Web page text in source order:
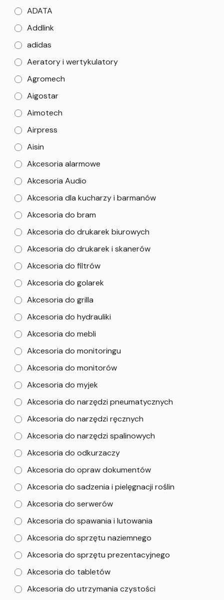
ADATA
Addlink
adidas
Aeratory i wertykulatory
Agromech
Aigostar
Aimotech
Airpress
Aisin
Akcesoria alarmowe
Akcesoria Audio
Akcesoria dla kucharzy i barmanów
Akcesoria do bram
Akcesoria do drukarek biurowych
Akcesoria do drukarek i skanerów
Akcesoria do filtrów
Akcesoria do golarek
Akcesoria do grilla
Akcesoria do hydrauliki
Akcesoria do mebli
Akcesoria do monitoringu
Akcesoria do monitorów
Akcesoria do myjek
Akcesoria do narzędzi pneumatycznych
Akcesoria do narzędzi ręcznych
Akcesoria do narzędzi spalinowych
Akcesoria do odkurzaczy
Akcesoria do opraw dokumentów
Akcesoria do sadzenia i pielęgnacji roślin
Akcesoria do serwerów
Akcesoria do spawania i lutowania
Akcesoria do sprzętu naziemnego
Akcesoria do sprzętu prezentacyjnego
Akcesoria do tabletów
Akcesoria do utrzymania czystości